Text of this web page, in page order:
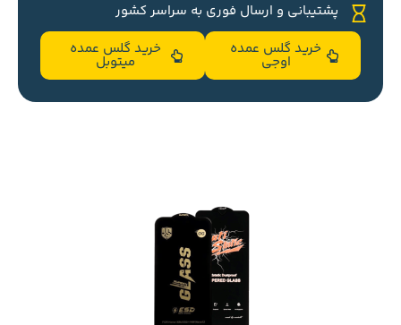
پشتیبانی و ارسال فوری به سراسر کشور
خرید گلس عمده
اوجی
خرید گلس عمده
میتوبل